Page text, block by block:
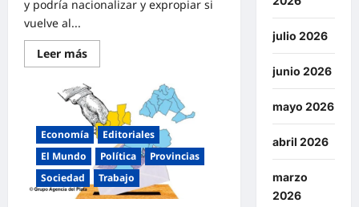
y podría nacionalizar y expropiar si
vuelve al...
Leer másLee
más
Quintela
advirtió
que
el
peronismo
«revisará
todo,
expropiará
nacionalizará»
si
Economía
Editoriales
El Mundo
Política
Provincias
Sociedad
Trabajo
julio 2026
junio 2026
mayo 2026
abril 2026
marzo
2026